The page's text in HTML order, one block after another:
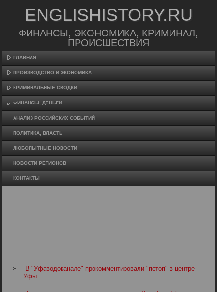
ENGLISHISTORY.RU
ФИНАНСЫ, ЭКОНОМИКА, КРИМИНАЛ,
ПРОИСШЕСТВИЯ
ГЛАВНАЯ
ПРОИЗВΟДСТВО И ЭКОНОМИКА
КРИМИНАЛЬНЫЕ СВОДКИ
ФИНАНСЫ, ДЕНЬГИ
АНАЛИЗ РОССИЙСКИХ СОБЫТИЙ
ПОЛИТИКА, ВЛАСТЬ
ЛЮБОПЫТНЫЕ НОВОСТИ
НОВОСТИ РЕГИОНОВ
КОНТАКТЫ
В "Уфаводоканале" прокомментировали "потоп" в центре
Уфы